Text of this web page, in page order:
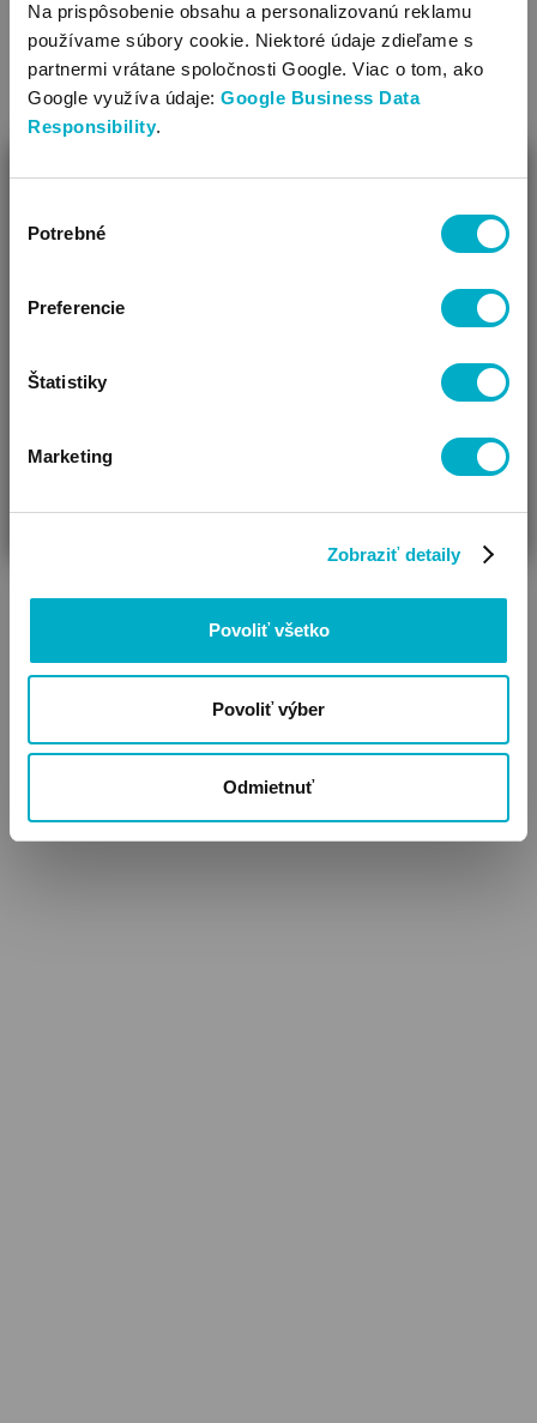
Na prispôsobenie obsahu a personalizovanú reklamu
používame súbory cookie. Niektoré údaje zdieľame s
partnermi vrátane spoločnosti Google. Viac o tom, ako
Google využíva údaje: Google Business Data
Responsibility.
súhlasu
Potrebné
Preferencie
Štatistiky
Marketing
Zobraziť detaily
Povoliť všetko
Povoliť výber
Odmietnuť
SÚVISIACE KATEGÓRIE
Body